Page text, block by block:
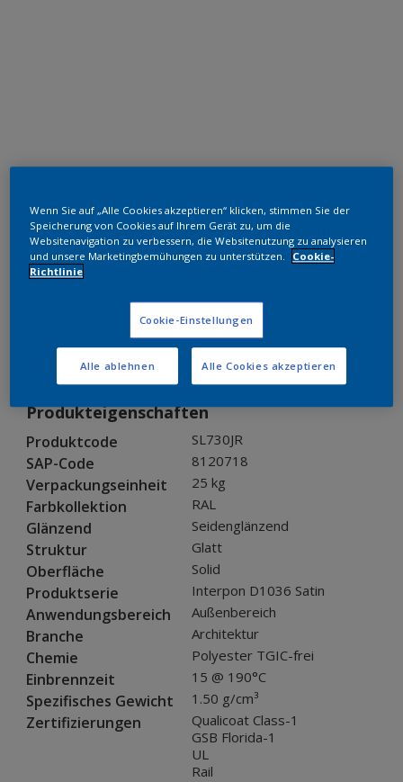
RAL 7030
SL730JR
Muster bestellen
Bestellen Sie direkt im Webshop
Produkteigenschaften
Produktcode SL730JR
SAP-Code 8120718
Verpackungseinheit 25 kg
Farbkollektion RAL
Glänzend Seidenglänzend
Struktur Glatt
Oberfläche Solid
Produktserie Interpon D1036 Satin
Anwendungsbereich Außenbereich
Branche Architektur
Chemie Polyester TGIC-frei
Einbrennzeit 15 @ 190°C
Spezifisches Gewicht 1.50 g/cm³
Zertifizierungen
Qualicoat Class-1
GSB Florida-1
UL
Rail
Wenn Sie auf „Alle Cookies akzeptieren“ klicken, stimmen Sie der
Speicherung von Cookies auf Ihrem Gerät zu, um die
Websitenavigation zu verbessern, die Websitenutzung zu analysieren
und unsere Marketingbemühungen zu unterstützen.
Cookie-
Richtlinie
Cookie-Einstellungen
Alle ablehnen Alle Cookies akzeptieren